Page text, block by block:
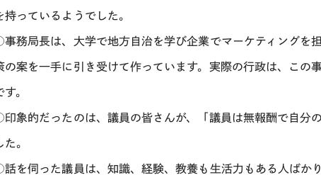
持っているようでした。
務局長は、大学で地方自治を学び企業でマーケティングを
の案を一手に引き受けて作っています。実際の行政は、この
す。
象的だったのは、議員の皆さんが、「議員は無報酬で自分
た。
を伺った議員は、知識、経験、教養も生活力もある人ばか